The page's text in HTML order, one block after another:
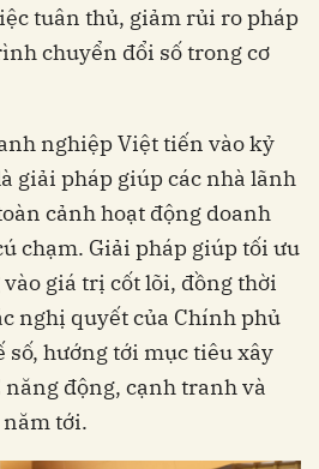
tuân thủ, giảm rủi ro pháp
chuyển đổi số trong cơ
cảnh hoạt động doanh
chạm. Giải pháp giúp tối ưu
giá trị cốt lõi, đồng thời
nghị quyết của Chính phủ
hướng tới mục tiêu ‏‏xây
động, cạnh tranh và
bứt phá trong 5 - 10 năm tới‏‏.‏